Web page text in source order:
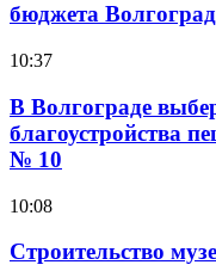
бюджета
10:37
В Волгограде
благоустройства
№ 10
10:08
Строительство